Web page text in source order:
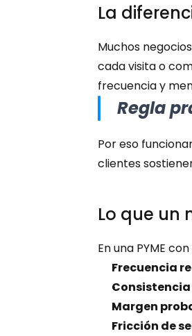
La
Muchos
cada visita o
frecuencia y
Regla
Por eso
clientes
Lo que un
En una PYME
Frecuencia
Margen
Fricción de